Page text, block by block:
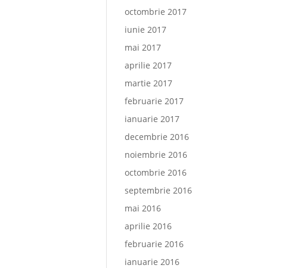
octombrie 2017
iunie 2017
mai 2017
aprilie 2017
martie 2017
februarie 2017
ianuarie 2017
decembrie 2016
noiembrie 2016
octombrie 2016
septembrie 2016
mai 2016
aprilie 2016
februarie 2016
ianuarie 2016